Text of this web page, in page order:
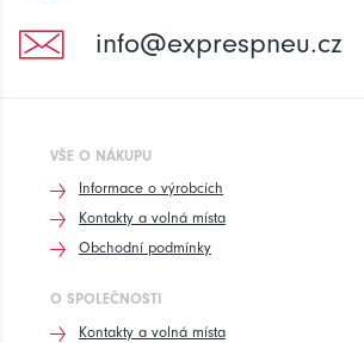
info@exprespneu.cz
VŠE O NÁKUPU
Informace o výrobcích
Kontakty a volná místa
Obchodní podmínky
O SPOLEČNOSTI
Kontakty a volná místa